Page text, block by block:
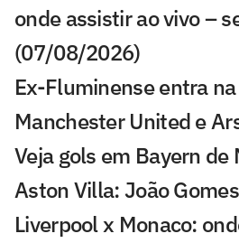
onde assistir ao vivo –
(07/08/2026)
Ex-Fluminense entra
Manchester United e
Veja gols em Bayern de
Aston Villa: João
Liverpool x Monaco: